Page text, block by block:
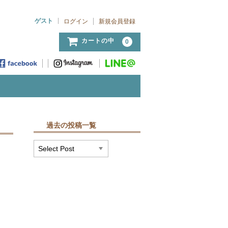
ゲスト
ログイン 新規会員登録
カートの中 0
過去の投稿一覧